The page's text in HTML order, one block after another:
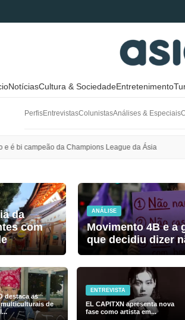
NotíciasCultura & SociedadeEntretenimento
PerfisEntrevistasColunistasAnálises & Especiais
da Ásia Polícia da Coreia do Sul
da
com
ANÁLISE
Movimento 4B e a
que decidiu dizer
destaca as
de
ENTREVISTA
EL CAPITXN apresenta nova
fase como artista em...